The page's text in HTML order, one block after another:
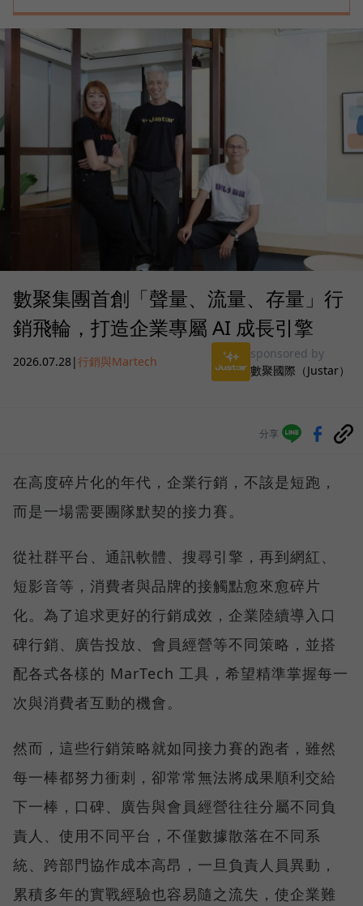
數聚集團首創「聲量、流量、存量」行
銷飛輪，打造企業專屬 AI 成長引擎
2026.07.28|行銷與Martech
sponsored by
數聚國際（Justar）
分享
在高度碎片化的年代，企業行銷，不該是短跑，
而是一場需要團隊默契的接力賽。
從社群平台、通訊軟體、搜尋引擎，再到網紅、
短影音等，消費者與品牌的接觸點愈來愈碎片
化。為了追求更好的行銷成效，企業陸續導入口
碑行銷、廣告投放、會員經營等不同策略，並搭
配各式各樣的 MarTech 工具，希望精準掌握每一
次與消費者互動的機會。
然而，這些行銷策略就如同接力賽的跑者，雖然
每一棒都努力衝刺，卻常常無法將成果順利交給
下一棒，口碑、廣告與會員經營往往分屬不同負
責人、使用不同平台，不僅數據散落在不同系
統、跨部門協作成本高昂，一旦負責人員異動，
累積多年的實戰經驗也容易隨之流失，使企業難